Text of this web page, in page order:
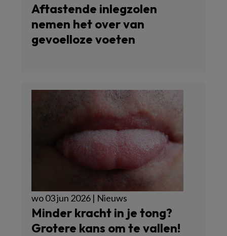
Aftastende inlegzolen
nemen het over van
gevoelloze voeten
wo 03 jun 2026 | Nieuws
Minder kracht in je tong?
Grotere kans om te vallen!